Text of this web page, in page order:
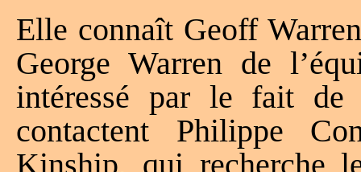
Elle connaît Geoff
George Warren de
intéressé par le fait
contactent Philippe
Kinship, qui recherche